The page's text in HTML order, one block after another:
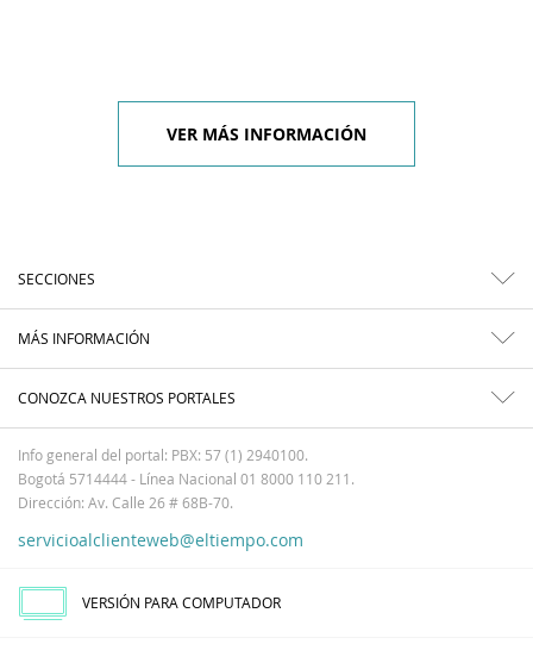
VER MÁS INFORMACIÓN
SECCIONES
MÁS INFORMACIÓN
CONOZCA NUESTROS PORTALES
Info general del portal: PBX: 57 (1) 2940100.
Bogotá 5714444 - Línea Nacional 01 8000 110 211.
Dirección: Av. Calle 26 # 68B-70.
servicioalclienteweb@eltiempo.com
VERSIÓN PARA COMPUTADOR